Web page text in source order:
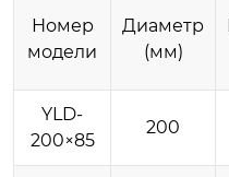
Номер
модели
Диаметр
(мм)
YLD-
200×85
200